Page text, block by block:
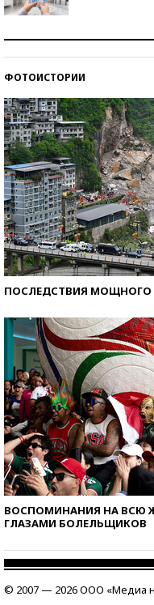
ФОТОИСТОРИИ
ПОСЛЕДСТВИЯ МОЩНОГО
ВОСПОМИНАНИЯ НА ВСЮ
ГЛАЗАМИ БОЛЕЛЬЩИКОВ
© 2007 — 2026 ООО «Медиа